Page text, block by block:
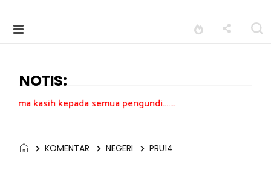
NOTIS:
semua pengundi.......
KOMENTAR NEGERI PRU14